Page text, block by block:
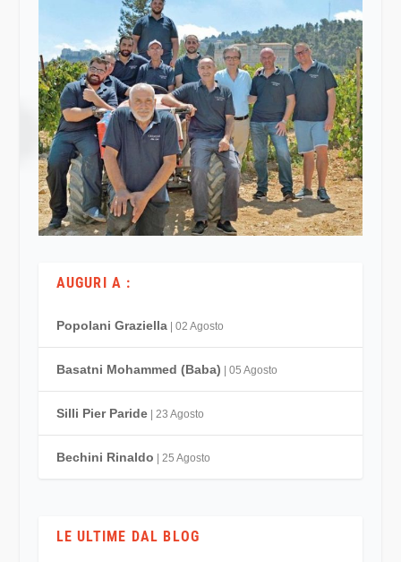
AUGURI A :
Popolani Graziella| 02 Agosto
Basatni Mohammed (Baba) | 05 Agosto
Silli Pier Paride| 23 Agosto
Bechini Rinaldo | 25 Agosto
LE ULTIME DAL BLOG